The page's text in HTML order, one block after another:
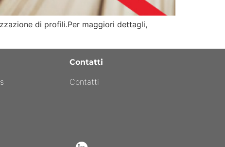
di profili.Per maggiori dettagli,
Contatti
Contatti